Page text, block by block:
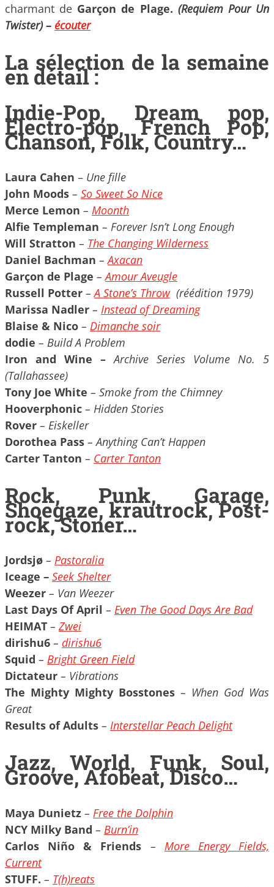
charmant de Garçon de Plage. (Requiem Pour Un
Twister) – écouter
La sélection de la semaine
en détail :
Indie-Pop, Dream pop,
Electro-pop, French Pop,
Chanson, Folk, Country…
Laura Cahen – Une fille
John Moods – So Sweet So Nice
Merce Lemon – Moonth
Alfie Templeman – Forever Isn’t Long Enough
Will Stratton – The Changing Wilderness
Daniel Bachman –Axacan
Garçon de Plage –Amour Aveugle
Russell Potter –A Stone’s Throw(réédition 1979)
Marissa Nadler – Instead of Dreaming
Blaise & Nico – Dimanche soir
dodie – Build A Problem
Iron and Wine –Archive Series Volume No. 5
(Tallahassee)
Tony Joe White – Smoke from the Chimney
Hooverphonic – Hidden Stories
Rover – Eiskeller
Dorothea Pass – Anything Can’t Happen
Carter Tanton – Carter Tanton
Rock, Punk, Garage,
Shoegaze, krautrock, Post-
rock, Stoner…
Jordsjø – Pastoralia
Iceage – Seek Shelter
Weezer – Van Weezer
Last Days Of April – Even The Good Days Are Bad
HEIMAT – Zwei
dirishu6 – dirishu6
Squid – Bright Green Field
Dictateur – Vibrations
The Mighty Mighty Bosstones – When God Was
Great
Results of Adults – Interstellar Peach Delight
Jazz, World, Funk, Soul,
Groove, Afobeat, Disco…
Maya Dunietz – Free the Dolphin
NCY Milky Band – Burn’in
Carlos Niño & Friends – More Energy Fields,
Current
STUFF. – T​(​h​)​reats